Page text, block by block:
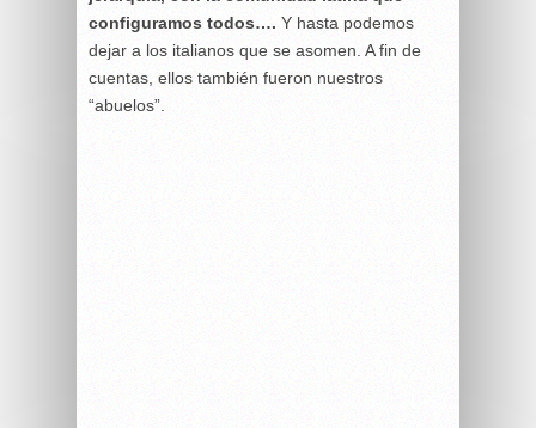
configuramos todos…. Y hasta podemos
dejar a los italianos que se asomen. A fin de
cuentas, ellos también fueron nuestros
“abuelos”.